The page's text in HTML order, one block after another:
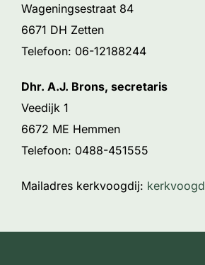
Wageningsestraat 84
6671 DH Zetten
Telefoon: 06-12188244
Dhr. A.J. Brons, secretaris
Veedijk 1
6672 ME Hemmen
Telefoon: 0488-451555
Mailadres kerkvoogdij: